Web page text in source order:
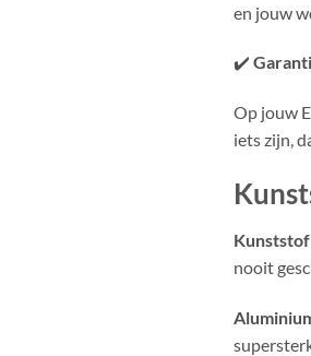
en jouw
✔️
Op jouw
iets zijn,
nooit